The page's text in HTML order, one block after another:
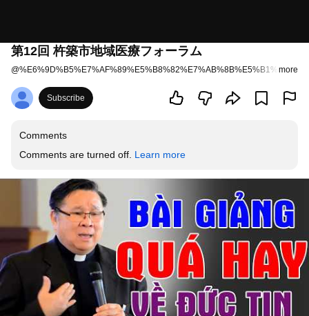
第12回 杵築市地域医療フォーラム
@ more
Subscribe
Comments
Comments are turned off. Learn more